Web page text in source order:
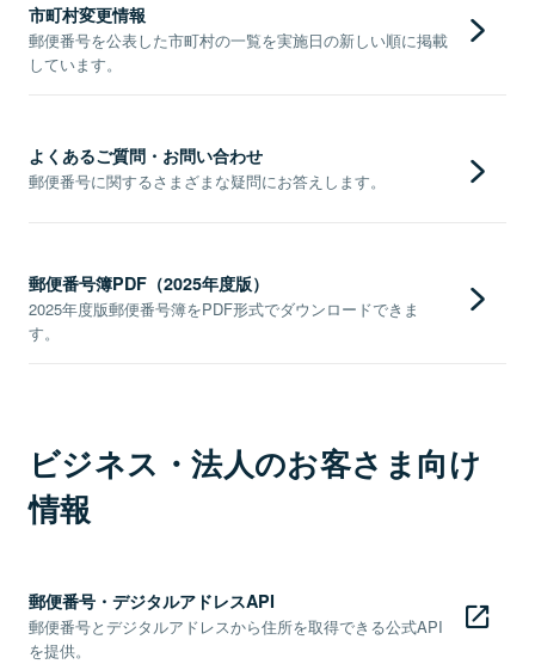
市町村変更情報
郵便番号を公表した市町村の一覧を実施日の新しい順に掲載
しています。
よくあるご質問・お問い合わせ
郵便番号に関するさまざまな疑問にお答えします。
郵便番号簿PDF（2025年度版）
2025年度版郵便番号簿をPDF形式でダウンロードできま
す。
ビジネス・法人のお客さま向け
情報
郵便番号・デジタルアドレスAPI
郵便番号とデジタルアドレスから住所を取得できる公式API
を提供。